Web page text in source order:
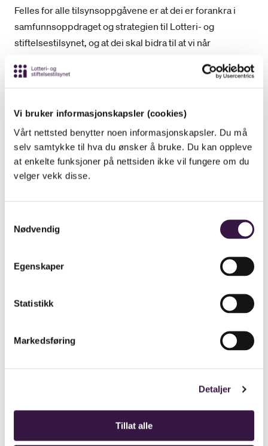
Vi bruker informasjonskapsler (cookies)
Vårt nettsted benytter noen informasjonskapsler. Du må
selv samtykke til hva du ønsker å bruke. Du kan oppleve
at enkelte funksjoner på nettsiden ikke vil fungere om du
velger vekk disse.
Nødvendig
Egenskaper
Statistikk
Markedsføring
Detaljer
Tillat alle
Felles for alle tilsynsoppgåvene er at dei er forankra i
samfunnsoppdraget og strategien til Lotteri- og
stiftelsestilsynet, og at dei skal bidra til at vi når
marknaden. I planlegginga av tilsynssaker nyttar vi all
samla kunnskap om eit område når vi vurderer risiko for
brot på regelverket.
Når vi gjennomfører ei tilsynssak omfattar det kontroll av
dei vanlegaste metodane:
på risikovurdering
Tilsyn med eit eller fleire forhold basert på innsikt
Registerbaserte tilsyn: Tilsyn basert på avvik
Kvalitetsrevisjon: Revisjon av eksempelvis av